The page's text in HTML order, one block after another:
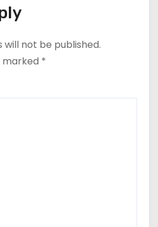
will not be published.
marked *